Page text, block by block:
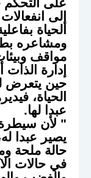
إلى
الحياة
ومشاعره
مواقف
إدارة
حين يتعرض
الحياة،
عبدا لها.
" لأن
يصير عبدا
حالة ملحة
في حالات